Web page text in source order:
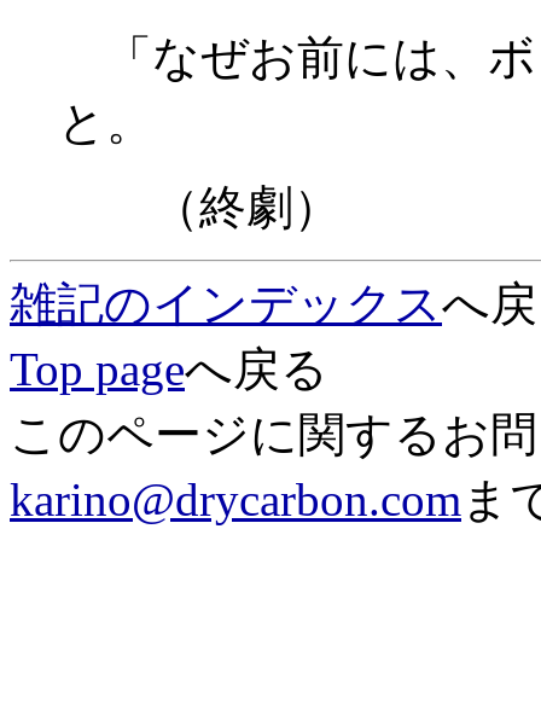
「なぜお前には、
と。
（終劇）
雑記のインデックスへ
Top pageへ戻る
このページに関するお
karino@drycarbon.comま